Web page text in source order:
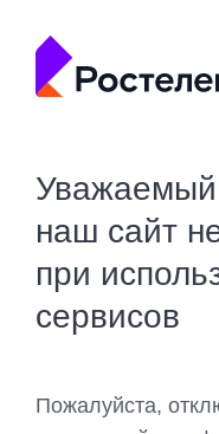
Уважаемый
наш сайт
при
сервисов
Пожалуйста,